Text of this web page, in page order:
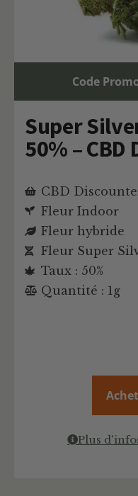
Code
Super
50% –
CBD
Fleur Indoor
Fleur hybride
Fleur Super
Taux : 50%
Quantité : 1g
Plus